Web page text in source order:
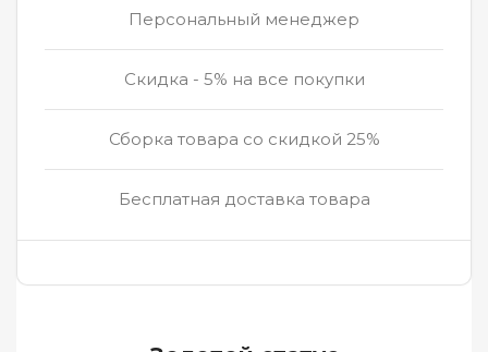
Персональный менеджер
Скидка - 5% на все покупки
Сборка товара со скидкой 25%
Бесплатная доставка товара